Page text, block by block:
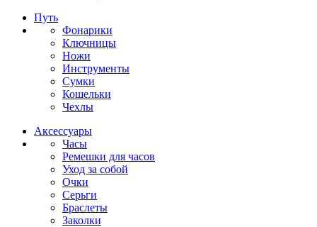
Путь
Фонарики
Ключницы
Ножи
Инструменты
Сумки
Кошельки
Чехлы
Аксессуары
Часы
Ремешки для часов
Уход за собой
Очки
Серьги
Браслеты
Заколки